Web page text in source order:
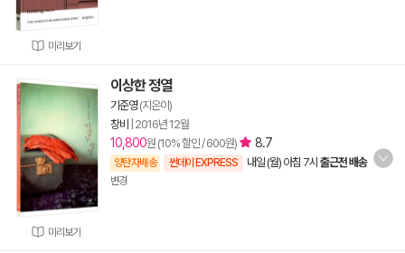
미리보기
미리보기
이상한 정열
기준영(지은이)
창비
2016년 12월
10,800원 (10% 할인 / 600원) 8.7
양탄자배송 썬데이 EXPRESS 내일 (월) 아침 7시 출근전 배송
변경